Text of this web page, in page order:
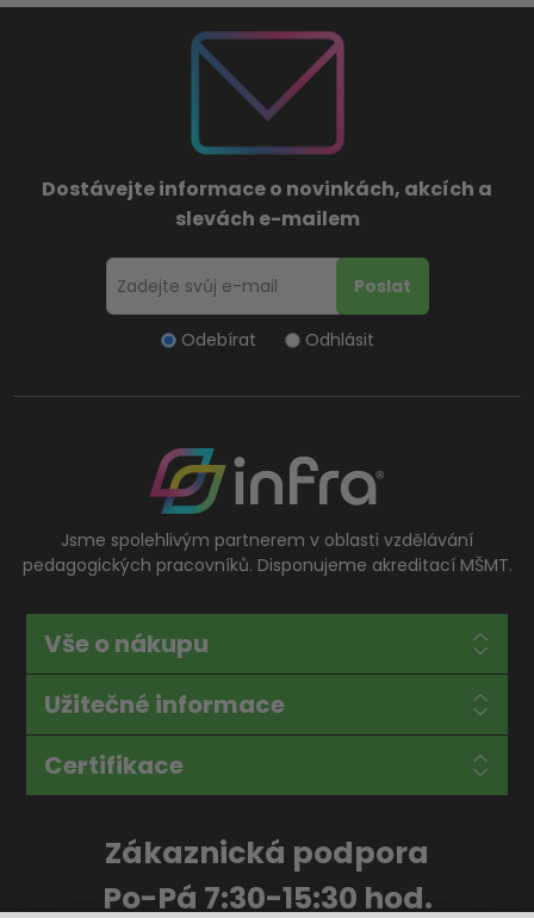
Dostávejte informace o novinkách, akcích a
slevách e-mailem
Odebírat Odhlásit
Jsme spolehlivým partnerem v oblasti vzdělávání
pedagogických pracovníků. Disponujeme akreditací MŠMT.
Vše o nákupu
Užitečné informace
Certifikace
Zákaznická podpora
Po-Pá 7:30-15:30 hod.